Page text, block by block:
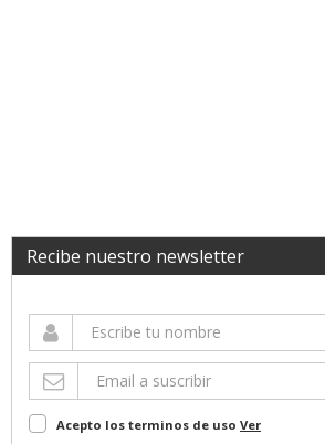
Recibe nuestro newsletter
Acepto los terminos de uso Ver